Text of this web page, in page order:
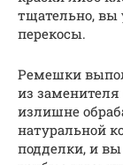
тщательно, вы
перекосы.
Ремешки
из
излишне
натуральной
подделки, и